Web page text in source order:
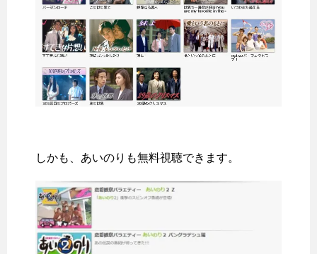
しかも、あいのりも無料視聴できます。